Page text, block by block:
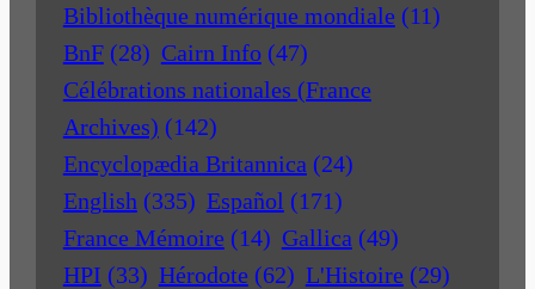
Bibliothèque numérique mondiale (11)
BnF (28) Cairn Info (47)
Célébrations nationales (France
Archives) (142)
Encyclopædia Britannica (24)
English (335) Español (171)
France Mémoire (14) Gallica (49)
HPI (33) Hérodote (62) L'Histoire (29)